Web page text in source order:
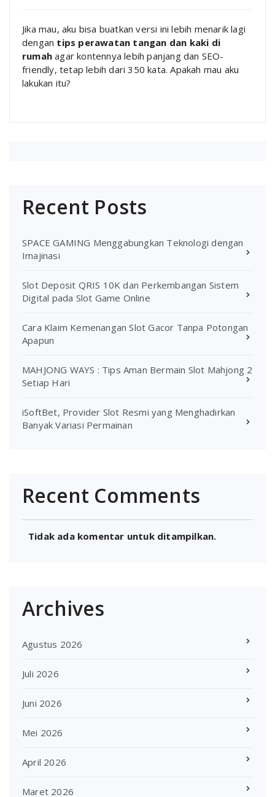
Jika mau, aku bisa buatkan versi ini lebih menarik lagi
dengan tips perawatan tangan dan kaki di
rumah agar kontennya lebih panjang dan SEO-
friendly, tetap lebih dari 350 kata. Apakah mau aku
lakukan itu?
Recent Posts
SPACE GAMING Menggabungkan Teknologi dengan
Imajinasi
Slot Deposit QRIS 10K dan Perkembangan Sistem
Digital pada Slot Game Online
Cara Klaim Kemenangan Slot Gacor Tanpa Potongan
Apapun
MAHJONG WAYS : Tips Aman Bermain Slot Mahjong 2
Setiap Hari
iSoftBet, Provider Slot Resmi yang Menghadirkan
Banyak Variasi Permainan
Recent Comments
Tidak ada komentar untuk ditampilkan.
Archives
Agustus 2026
Juli 2026
Juni 2026
Mei 2026
April 2026
Maret 2026